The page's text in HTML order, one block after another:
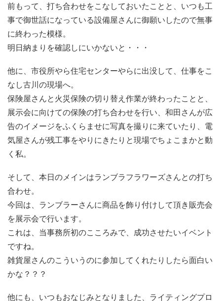
前もって、打ち合わせをこなしておいたことと、いつも工
事で御世話になっている設備屋さんに御願いしたので無事
に終わった模様。
明日納まりを確認しにいかないと・・・
他に、市役所やら住宅センターやらに出没して、仕事をこ
なし古川の現場へ。
保険屋さんと火災保険の切り替え作業が終わったことと、
展示会に向けての保険の打ち合わせを行い、和田さんが広
告のイメージをふくらませに写真を撮りに来ていたり、電
気屋さんが残工事をやりにきたりと現場でちょこまかと動
く私。
そして、本日のメインはランブラフラワーズさんとの打ち
合わせ。
今回は、ランブラーさんに商品を飾り付けして頂き販売会
を展示会で行います。
これは、当事務所初のこころみで、成功させたいイベント
ですね。
雑貨屋さんのこういうのに参加してくれたりしたら面白い
かな？？？
他にも、いつもおなじみとなりました、ライティングプロ